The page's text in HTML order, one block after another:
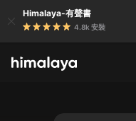
Himalaya-有聲書
4.8k 安裝